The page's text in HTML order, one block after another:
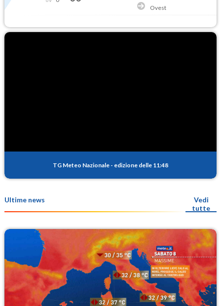
Ovest
TG Meteo Nazionale - edizione delle 11:48
Ultime news
Vedi
tutte